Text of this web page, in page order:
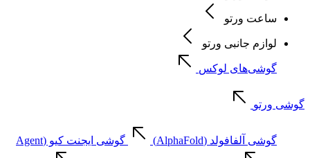
ساعت ورتو
لوازم جانبی ورتو
گوشی‌های لوکس
گوشی ورتو
گوشی آلفافولد (AlphaFold) گوشی ایجنت کیو (Agent